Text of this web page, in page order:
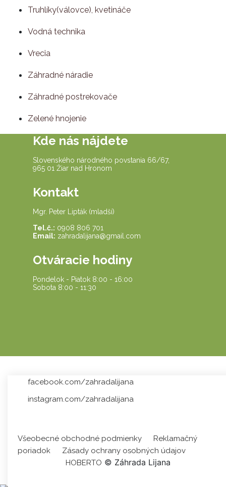
Truhlíky(válovce), kvetináče
Vodná technika
Vrecia
Záhradné náradie
Záhradné postrekovače
Zelené hnojenie
Kde nás nájdete
Slovenského národného povstania 66/67,
965 01 Žiar nad Hronom
Kontakt
Mgr. Peter Lipták (mladší)
Tel.č.: 0908 806 701
Email: zahradalijana@gmail.com
Otváracie hodiny
Pondelok - Piatok 8:00 - 16:00
Sobota 8:00 - 11:30
facebook.com/zahradalijana
instagram.com/zahradalijana
Všeobecné obchodné podmienky
Reklamačný
poriadok
Zásady ochrany osobných údajov
HOBERTO © Záhrada Lijana